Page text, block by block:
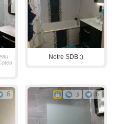
Notre SDB :)
6 3 6